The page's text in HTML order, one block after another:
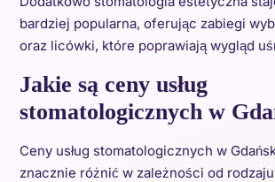
bardziej popularna, oferując zabiegi
oraz licówki, które poprawiają wygląd
Jakie są ceny usług
stomatologicznych w
Ceny usług stomatologicznych w
znacznie różnić w zależności od